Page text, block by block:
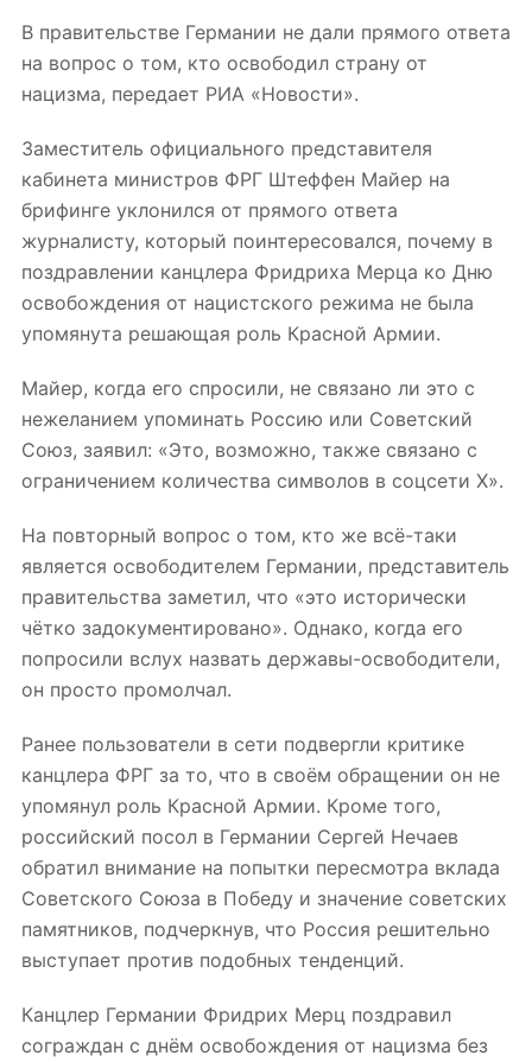
В правительстве Германии не дали прямого ответа
на вопрос о том, кто освободил страну от
нацизма, передает РИА «Новости».
Заместитель официального представителя
кабинета министров ФРГ Штеффен Майер на
брифинге уклонился от прямого ответа
журналисту, который поинтересовался, почему в
поздравлении канцлера Фридриха Мерца ко Дню
освобождения от нацистского режима не была
упомянута решающая роль Красной Армии.
Майер, когда его спросили, не связано ли это с
нежеланием упоминать Россию или Советский
Союз, заявил: «Это, возможно, также связано с
ограничением количества символов в соцсети X».
На повторный вопрос о том, кто же всё-таки
является освободителем Германии, представитель
правительства заметил, что «это исторически
чётко задокументировано». Однако, когда его
попросили вслух назвать державы-освободители,
он просто промолчал.
Ранее пользователи в сети подвергли критике
канцлера ФРГ за то, что в своём обращении он не
упомянул роль Красной Армии. Кроме того,
российский посол в Германии Сергей Нечаев
обратил внимание на попытки пересмотра вклада
Советского Союза в Победу и значение советских
памятников, подчеркнув, что Россия решительно
выступает против подобных тенденций.
Канцлер Германии Фридрих Мерц поздравил
сограждан с днём освобождения от нацизма без